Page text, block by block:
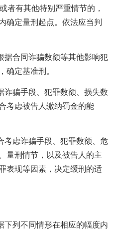
有其他特别严重情节的，
确定量刑起点。依法应当判
合同诈骗数额等其他影响犯
确定基准刑。
骗手段、犯罪数额、损失数
考虑被告人缴纳罚金的能
虑诈骗手段、犯罪数额、危
量刑情节，以及被告人的主
表现等因素，决定缓刑的适
列不同情形在相应的幅度内